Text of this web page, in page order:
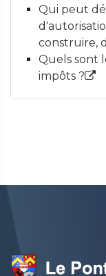
Qui peut
construire,
Quels sont
impôts ?